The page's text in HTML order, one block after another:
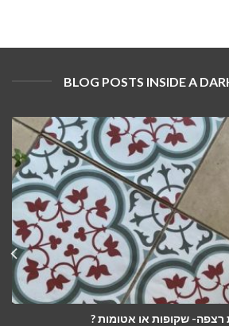
BLOG POSTS INSIDE A
רצפה- שקופות או אטומות ?